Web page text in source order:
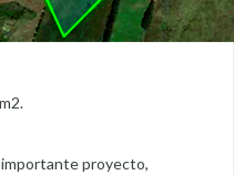
importante proyecto,